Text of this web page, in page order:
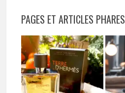
PAGES ET ARTICLES PHARES